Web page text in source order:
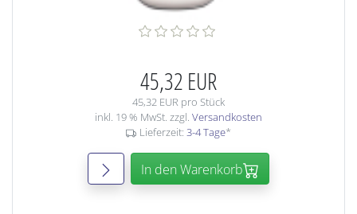
45,32 EUR
45,32 EUR pro Stück
inkl. 19 % MwSt. zzgl. Versandkosten
Lieferzeit: 3-4 Tage*
In den Warenkorb